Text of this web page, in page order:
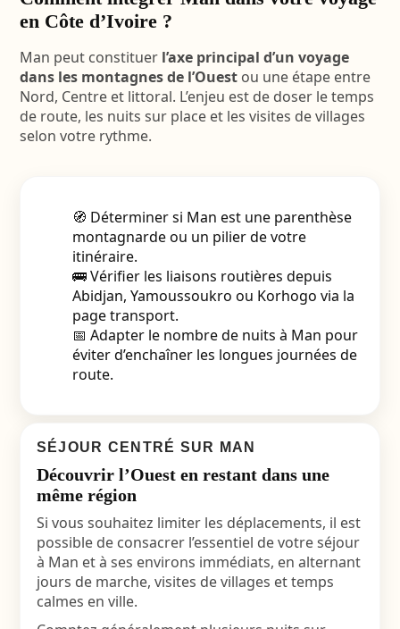
en Côte d’Ivoire ?
Man peut constituer l’axe principal d’un voyage
dans les montagnes de l’Ouestou une étape entre
Nord, Centre et littoral. L’enjeu est de doser le temps
de route, les nuits sur place et les visites de villages
selon votre rythme.
🧭 Déterminer si Man est une parenthèse
montagnarde ou un pilier de votre
itinéraire.
🚌 Vérifier les liaisons routières depuis
Abidjan, Yamoussoukro ou Korhogo via la
page transport.
📅 Adapter le nombre de nuits à Man pour
éviter d’enchaîner les longues journées de
route.
SÉJOUR CENTRÉ SUR MAN
Découvrir l’Ouest en restant dans une
même région
Si vous souhaitez limiter les déplacements, il est
possible de consacrer l’essentiel de votre séjour
à Man et à ses environs immédiats, en alternant
jours de marche, visites de villages et temps
calmes en ville.